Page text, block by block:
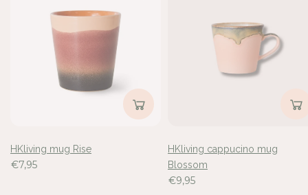
HKliving mug Rise
€7,95
HKliving cappucino mug
Blossom
€9,95